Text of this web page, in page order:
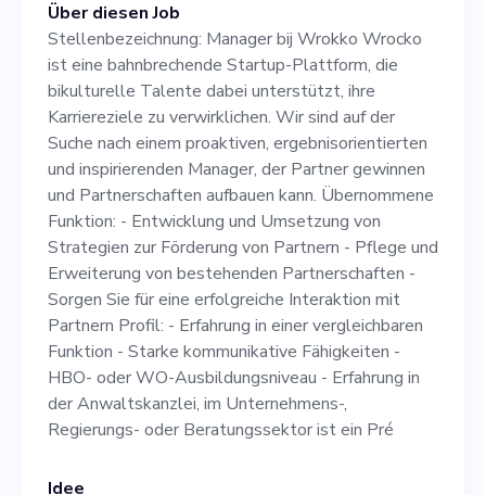
kann. Übernommene
Funktion: - Entwicklung und
Umsetzung von Strategien
zur Förderung von Partnern
- Pflege und Erweiterung
von bestehenden
Partnerschaften - Sorgen
Sie für eine erfolgreiche
Interaktion mit Partnern
Profil: - Erfahrung in einer
vergleichbaren Funktion -
Über diesen Job
Stellenbezeichnung: Manager bij Wrokko Wrocko
ist eine bahnbrechende Startup-Plattform, die
bikulturelle Talente dabei unterstützt, ihre
Karriereziele zu verwirklichen. Wir sind auf der
Suche nach einem proaktiven, ergebnisorientierten
und inspirierenden Manager, der Partner gewinnen
und Partnerschaften aufbauen kann. Übernommene
Funktion: - Entwicklung und Umsetzung von
Strategien zur Förderung von Partnern - Pflege und
Erweiterung von bestehenden Partnerschaften -
Sorgen Sie für eine erfolgreiche Interaktion mit
Partnern Profil: - Erfahrung in einer vergleichbaren
Funktion - Starke kommunikative Fähigkeiten -
HBO- oder WO-Ausbildungsniveau - Erfahrung in
der Anwaltskanzlei, im Unternehmens-,
Regierungs- oder Beratungssektor ist ein Pré
Idee